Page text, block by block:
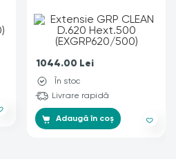
1044.00 Lei
În stoc
Livrare rapidă
Adaugă în coș